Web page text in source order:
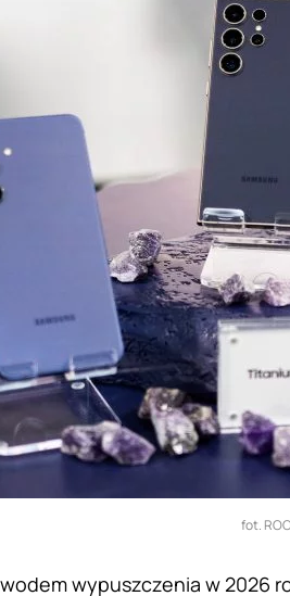
fot.
wypuszczenia w 2026